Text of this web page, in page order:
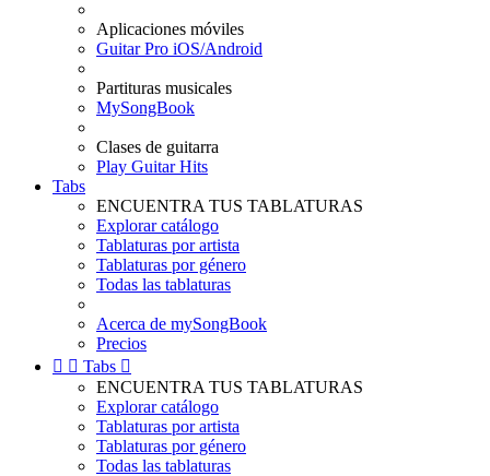
Aplicaciones móviles
Guitar Pro iOS/Android
Partituras musicales
MySongBook
Clases de guitarra
Play Guitar Hits
Tabs
ENCUENTRA TUS TABLATURAS
Explorar catálogo
Tablaturas por artista
Tablaturas por género
Todas las tablaturas
Acerca de mySongBook
Precios
  Tabs 
ENCUENTRA TUS TABLATURAS
Explorar catálogo
Tablaturas por artista
Tablaturas por género
Todas las tablaturas